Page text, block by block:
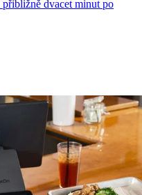
dvacet minut po